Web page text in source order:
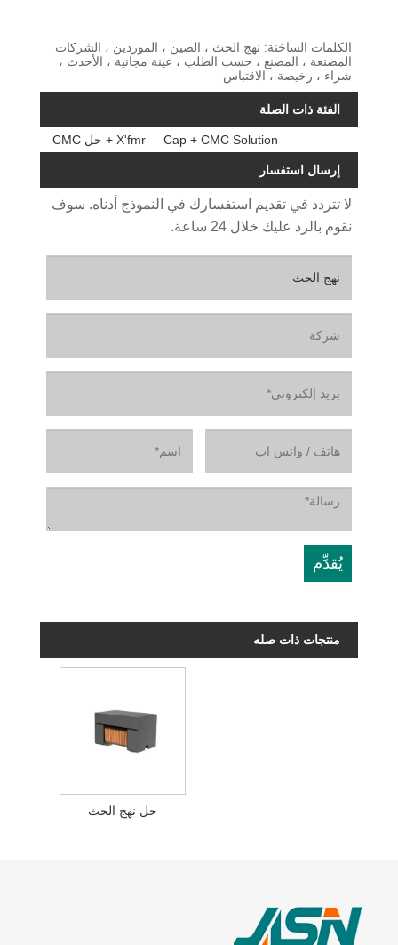
الكلمات الساخنة: نهج الحث ، الصين ، الموردين ، الشركات
المصنعة ، المصنع ، حسب الطلب ، عينة مجانية ، الأحدث ،
شراء ، رخيصة ، الاقتباس
الفئة ذات الصلة
X'fmr + حل CMC Cap + CMC Solution
إرسال استفسار
لا تتردد في تقديم استفسارك في النموذج أدناه. سوف
نقوم بالرد عليك خلال 24 ساعة.
منتجات ذات صله
حل نهج الحث